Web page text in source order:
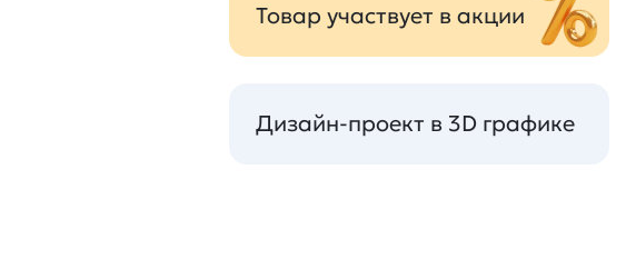
Товар участвует в акции
Дизайн-проект в 3D графике